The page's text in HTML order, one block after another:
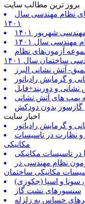
بروز ترین مطالب سایت
نظام مهندسی سال
۱۴۰۱
شهریور ۱۴۰۱
سال ۱۴۰۱
آزمون‌های نظام
ساختمان سال ۱۴۰۱
آتش نشانی البرز
و گرمایش رادیاتور
گازسوز بدون دودکش
اخبار سایت
و گرمایش رادیاتور
نظارت در تاسیسات
مکانیکی
تاسیسات مکانیکی
نظام مهندسی در
مکانیکی ساختمان
سونا و اسپا (جکوزی)
سنسورهای نشت گاز
حساس به زلزله